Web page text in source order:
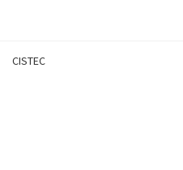
CISTEC